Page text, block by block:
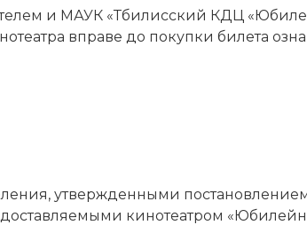
и МАУК «Тбилисский КДЦ
вправе до покупки билета
утвержденными
кинотеатром